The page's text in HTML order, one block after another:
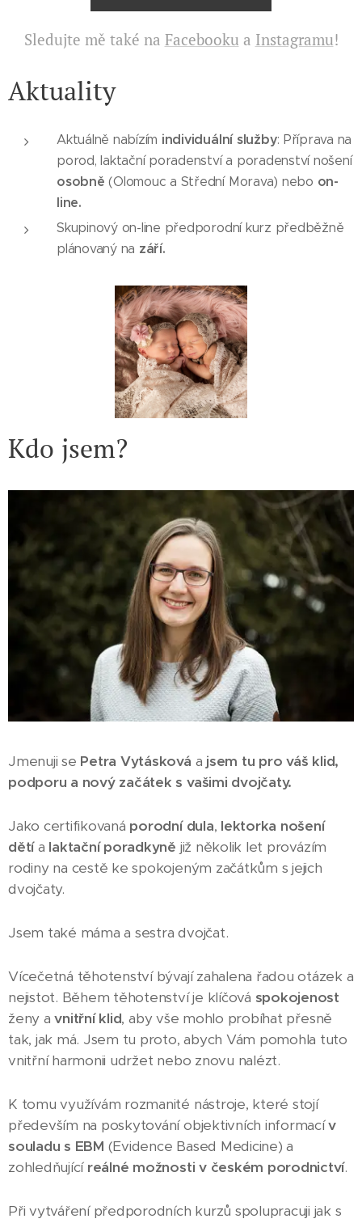
Sledujte mě také na Facebooku a Instagramu!
Aktuality
Aktuálně nabízím individuální služby: Příprava na
porod, laktační poradenství a poradenství nošení
osobně(Olomouc a Střední Morava) nebo on-
line.
Skupinový on-line předporodní kurz předběžně
plánovaný na září.
Kdo jsem?
Jmenuji se Petra Vytásková a jsem tu pro váš klid,
podporu a nový začátek s vašimi dvojčaty.
Jako certifikovaná porodní dula, lektorka nošení
dětía laktační poradkyně již několik let provázím
rodiny na cestě ke spokojeným začátkům s jejich
dvojčaty.
Jsem také máma a sestra dvojčat.
Vícečetná těhotenství bývají zahalena řadou otázek a
nejistot. Během těhotenství je klíčová spokojenost
ženy avnitřní klid, aby vše mohlo probíhat přesně
tak, jak má. Jsem tu proto, abych Vám pomohla tuto
vnitřní harmonii udržet nebo znovu nalézt.
K tomu využívám rozmanité nástroje, které stojí
především na poskytování objektivních informacív
souladu s EBM (Evidence Based Medicine) a
zohledňujícíreálné možnosti v českém porodnictví.
Při vytváření předporodních kurzů spolupracuji jak s